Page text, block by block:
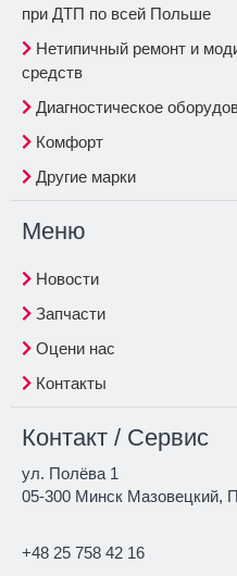
при ДТП по всей Польше
Нетипичный ремонт и
средств
Диагностическое
Комфорт
Другие марки
Меню
Новости
Запчасти
Оцени нас
Контакты
Контакт / Сервис
ул. Полёва 1
05-300 Минск Мазовецкий,
+48 25 758 42 16